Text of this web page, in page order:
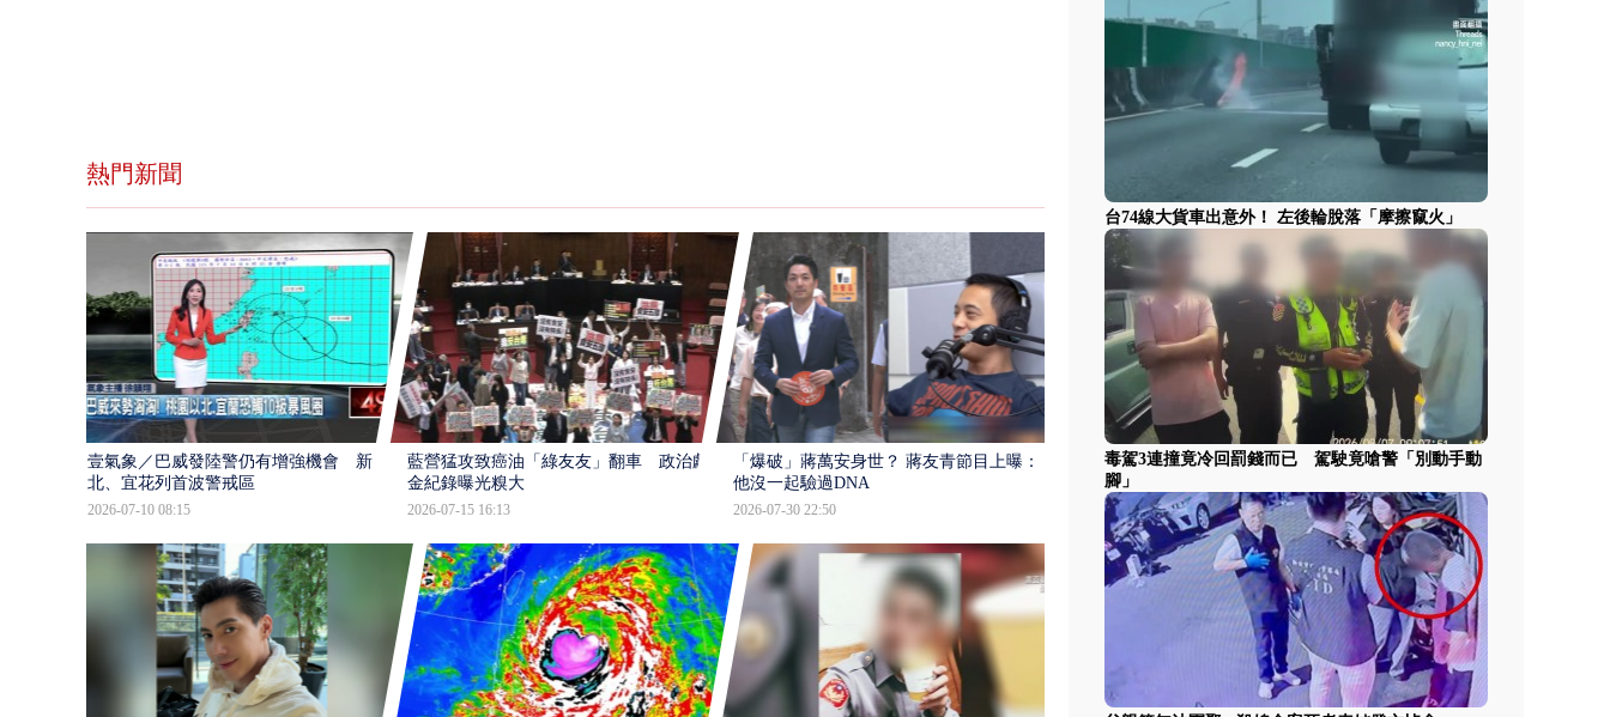
熱門新聞
壹氣象／巴威發陸警仍有增強機會 新
北、宜花列首波警戒區
2026-07-10 08:15
藍營猛攻致癌油「綠友友」翻車 政治獻
金紀錄曝光糗大
2026-07-15 16:13
「爆破」蔣萬安身世？ 蔣友青節目上曝：
他沒一起驗過DNA
2026-07-30 22:50
台74線大貨車出意外！ 左後輪脫落「摩擦竄火」
毒駕3連撞竟冷回罰錢而已 駕駛竟嗆警「別動手動
腳」